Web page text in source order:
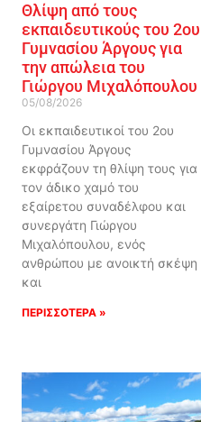
Θλίψη από τους
εκπαιδευτικούς του 2ου
Γυμνασίου Άργους για
την απώλεια του
Γιώργου Μιχαλόπουλου
05/08/2026
Οι εκπαιδευτικοί του 2ου
Γυμνασίου Άργους
εκφράζουν τη θλίψη τους για
τον άδικο χαμό του
εξαίρετου συναδέλφου και
συνεργάτη Γιώργου
Μιχαλόπουλου, ενός
ανθρώπου με ανοικτή σκέψη
και
ΠΕΡΙΣΣΟΤΕΡΑ »